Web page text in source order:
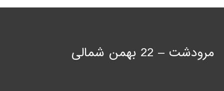
مرودشت – 22 بهمن شمالی